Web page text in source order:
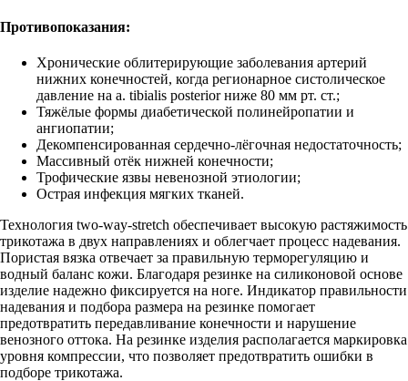
Противопоказания:
Хронические облитерирующие заболевания артерий
нижних конечностей, когда регионарное систолическое
давление на a. tibialis posterior ниже 80 мм рт. ст.;
Тяжёлые формы диабетической полинейропатии и
ангиопатии;
Декомпенсированная сердечно-лёгочная недостаточность;
Массивный отёк нижней конечности;
Трофические язвы невенозной этиологии;
Острая инфекция мягких тканей.
Технология two-way-stretch обеспечивает высокую растяжимость
трикотажа в двух направлениях и облегчает процесс надевания.
Пористая вязка отвечает за правильную терморегуляцию и
водный баланс кожи. Благодаря резинке на силиконовой основе
изделие надежно фиксируется на ноге. Индикатор правильности
надевания и подбора размера на резинке помогает
предотвратить передавливание конечности и нарушение
венозного оттока. На резинке изделия располагается маркировка
уровня компрессии, что позволяет предотвратить ошибки в
подборе трикотажа.